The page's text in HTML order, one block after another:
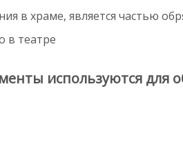
в храме, является частью
в театре
используются для